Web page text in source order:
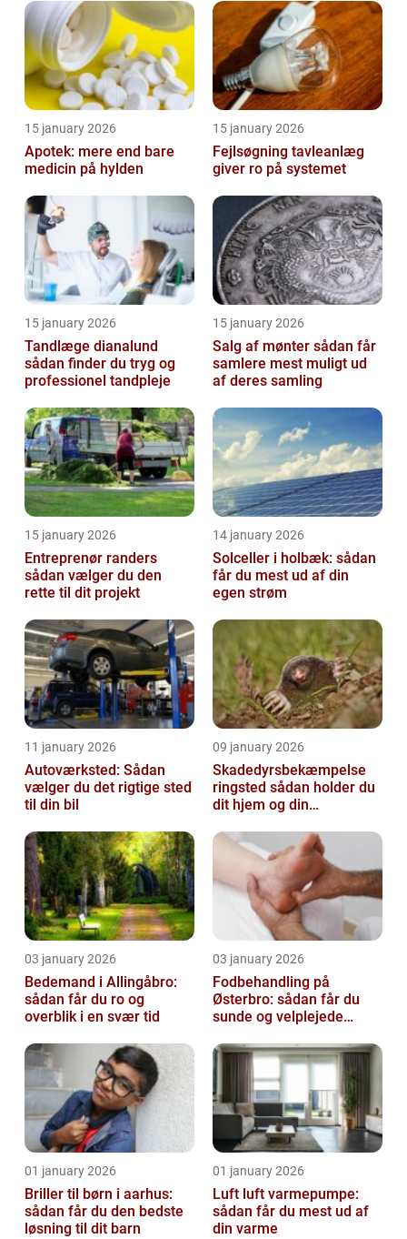
15 january 2026
Apotek: mere end bare
medicin på hylden
15 january 2026
Fejlsøgning tavleanlæg
giver ro på systemet
15 january 2026
Tandlæge dianalund
sådan finder du tryg og
professionel tandpleje
15 january 2026
Salg af mønter sådan får
samlere mest muligt ud
af deres samling
15 january 2026
Entreprenør randers
sådan vælger du den
rette til dit projekt
14 january 2026
Solceller i holbæk: sådan
får du mest ud af din
egen strøm
11 january 2026
Autoværksted: Sådan
vælger du det rigtige sted
til din bil
09 january 2026
Skadedyrsbekæmpelse
ringsted sådan holder du
dit hjem og din
gæster
03 january 2026
Bedemand i Allingåbro:
sådan får du ro og
overblik i en svær tid
03 january 2026
Fodbehandling på
Østerbro: sådan får du
sunde og velplejede
01 january 2026
Briller til børn i aarhus:
sådan får du den bedste
løsning til dit barn
01 january 2026
Luft luft varmepumpe:
sådan får du mest ud af
din varme